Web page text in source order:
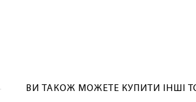
ВИ ТАКОЖ МОЖЕТЕ КУПИТИ ІНШІ